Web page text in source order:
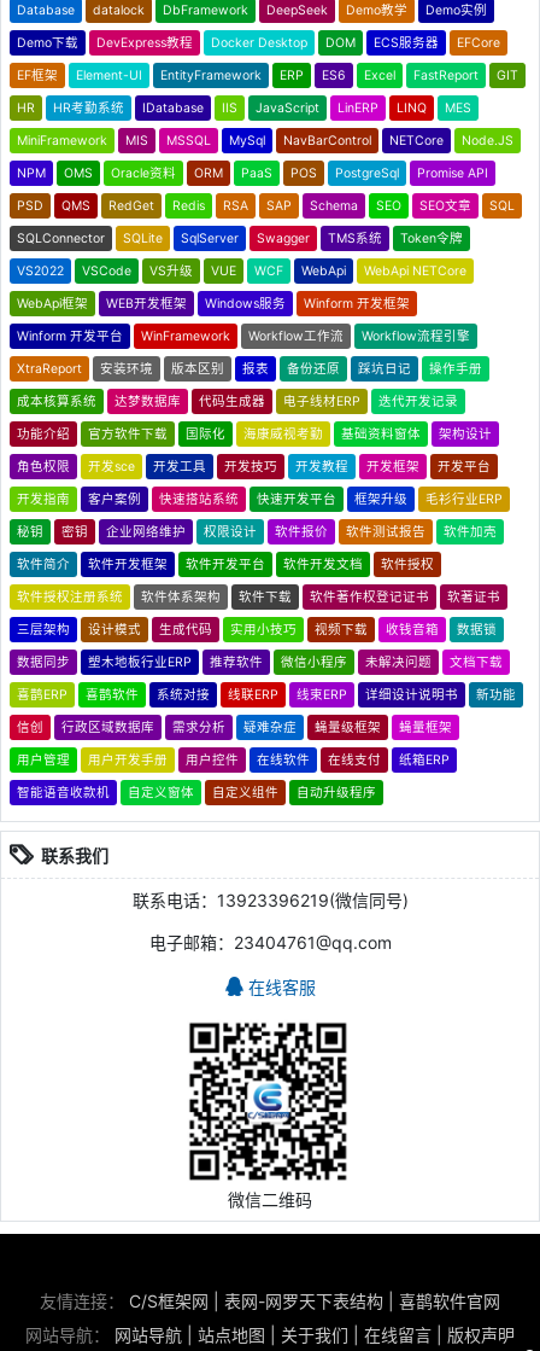
Database datalock DbFramework DeepSeek Demo教学 Demo实例
Demo下载 DevExpress教程 Docker Desktop DOM ECS服务器 EFCore
EF框架 Element-UI EntityFramework ERP ES6 Excel FastReport GIT
HR HR考勤系统 IDatabase IIS JavaScript LinERP LINQ MES
MiniFramework MIS MSSQL MySql NavBarControl NETCore Node.JS
NPM OMS Oracle资料 ORM PaaS POS PostgreSql Promise API
PSD QMS RedGet Redis RSA SAP Schema SEO SEO文章 SQL
SQLConnector SQLite SqlServer Swagger TMS系统 Token令牌
VS2022 VSCode VS升级 VUE WCF WebApi WebApi NETCore
WebApi框架 WEB开发框架 Windows服务 Winform 开发框架
Winform 开发平台 WinFramework Workflow工作流 Workflow流程引擎
XtraReport 安装环境 版本区别 报表 备份还原 踩坑日记 操作手册
成本核算系统 达梦数据库 代码生成器 电子线材ERP 迭代开发记录
功能介绍 官方软件下载 国际化 海康威视考勤 基础资料窗体 架构设计
角色权限 开发sce 开发工具 开发技巧 开发教程 开发框架 开发平台
开发指南 客户案例 快速搭站系统 快速开发平台 框架升级 毛衫行业ERP
秘钥 密钥 企业网络维护 权限设计 软件报价 软件测试报告 软件加壳
软件简介 软件开发框架 软件开发平台 软件开发文档 软件授权
软件授权注册系统 软件体系架构 软件下载 软件著作权登记证书 软著证书
三层架构 设计模式 生成代码 实用小技巧 视频下载 收钱音箱 数据锁
数据同步 塑木地板行业ERP 推荐软件 微信小程序 未解决问题 文档下载
喜鹊ERP 喜鹊软件 系统对接 线联ERP 线束ERP 详细设计说明书 新功能
信创 行政区域数据库 需求分析 疑难杂症 蝇量级框架 蝇量框架
用户管理 用户开发手册 用户控件 在线软件 在线支付 纸箱ERP
智能语音收款机 自定义窗体 自定义组件 自动升级程序
联系我们
联系电话：13923396219(微信同号)
电子邮箱：23404761@qq.com
在线客服
微信二维码
友情连接： C/S框架网 表网-网罗天下表结构
喜鹊软件官网
网站导航： 网站导航 站点地图 关于我们 在线留言 版权声明